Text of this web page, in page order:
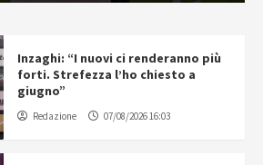
Inzaghi: “I nuovi ci renderanno più
forti. Strefezza l’ho chiesto a
giugno”
Redazione 07/08/2026 16:03